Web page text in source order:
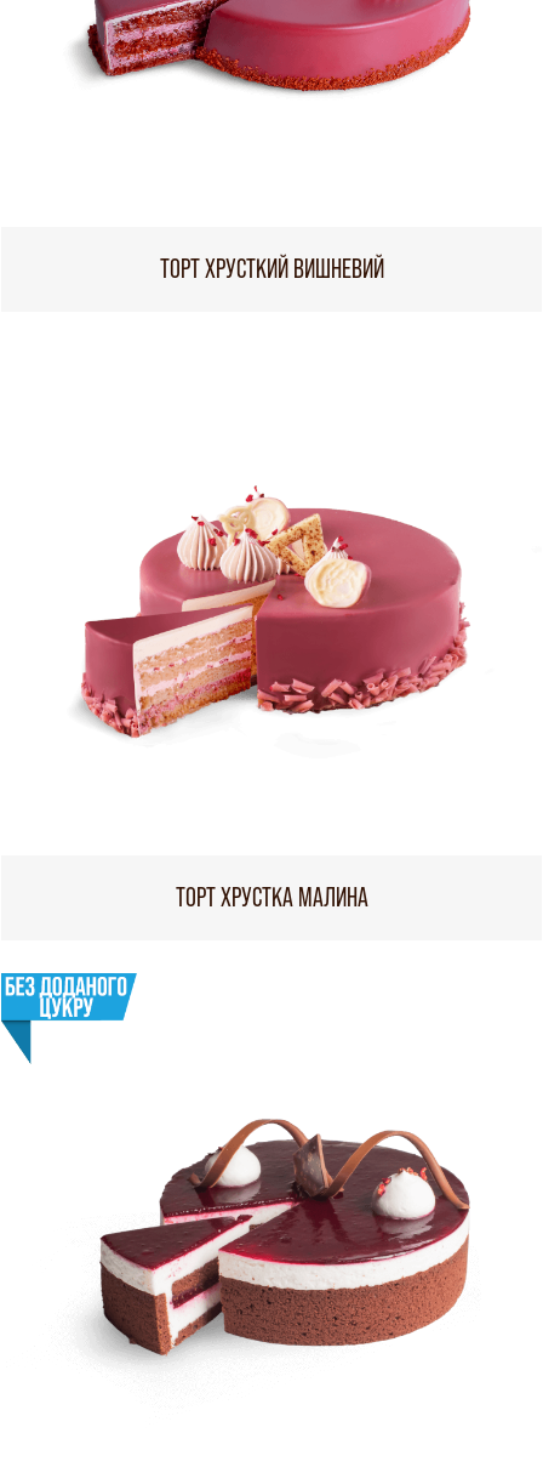
ТОРТ ХРУСТКИЙ ВИШНЕВИЙ
ТОРТ ХРУСТКА МАЛИНА